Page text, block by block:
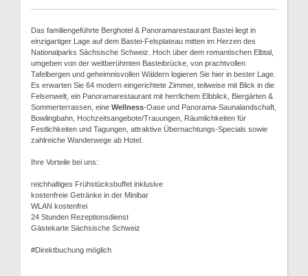
Das familiengeführte Berghotel & Panoramarestaurant Bastei liegt in
einzigartiger Lage auf dem Bastei-Felsplateau mitten im Herzen des
Nationalparks Sächsische Schweiz. Hoch über dem romantischen Elbtal,
umgeben von der weltberühmten Basteibrücke, von prachtvollen
Tafelbergen und geheimnisvollen Wäldern logieren Sie hier in bester Lage.
Es erwarten Sie 64 modern eingerichtete Zimmer, teilweise mit Blick in die
Felsenwelt, ein Panoramarestaurant mit herrlichem Elbblick, Biergärten &
Sommerterrassen, eine Wellness-Oase und Panorama-Saunalandschaft,
Bowlingbahn, Hochzeitsangebote/Trauungen, Räumlichkeiten für
Festlichkeiten und Tagungen, attraktive Übernachtungs-Specials sowie
zahlreiche Wanderwege ab Hotel.
Ihre Vorteile bei uns:
reichhaltiges Frühstücksbuffet inklusive
kostenfreie Getränke in der Minibar
WLAN kostenfrei
24 Stunden Rezeptionsdienst
Gästekarte Sächsische Schweiz
#Direktbuchung möglich